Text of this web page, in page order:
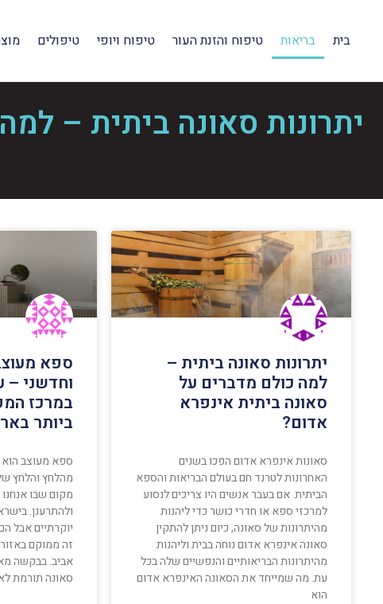
בית בריאות טיפוח והזנת העור טיפוח ויופי טיפולים
יתרונות סאונה ביתית –
יתרונות סאונה ביתית –
למה כולם מדברים על
סאונה ביתית אינפרא
אדום?
סאונות אינפרא אדום הפכו בשנים
האחרונות לטרנד חם בעולם הבריאות והספא
הביתית. אם בעבר אנשים היו צריכים לנסוע
למרכזי ספא או חדרי כושר כדי ליהנות
מהיתרונות של סאונה, כיום ניתן להתקין
סאונה אינפרא אדום נוחה בבית וליהנות
מהיתרונות הבריאותיים והנפשיים שלה בכל
עת. מה שמייחד את הסאונה האינפרא אדום
הוא
ספא
וחדשני –
במרכז
ביותר
ספא מעוצב הוא
מהלחץ והלחץ
מקום שבו
ולהתרענן.
יוקרתיים אבל
זה ממוקם
אביב. בבקשה
סאונה תורמת